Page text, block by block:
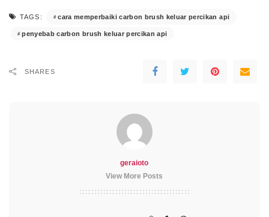
TAGS: cara memperbaiki carbon brush keluar percikan api
penyebab carbon brush keluar percikan api
SHARES
geraioto
View More Posts